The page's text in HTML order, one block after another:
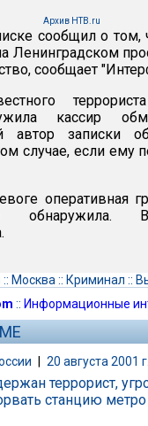
Архив НТВ.ru
сообщил о том,
Ленинградском
сообщает
кассир
автор записки
случае, если ему
оперативная
обнаружила.
:: Москва :: Криминал ::
:: Информационные
| 20 августа 2001
террорист,
станцию